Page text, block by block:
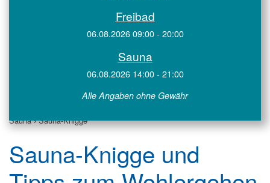
Freibad
06.08.2026 09:00 - 20:00
Sauna
06.08.2026 14:00 - 21:00
Alle Angaben ohne Gewähr
Sauna›Sauna-Knigge
Sauna-Knigge und